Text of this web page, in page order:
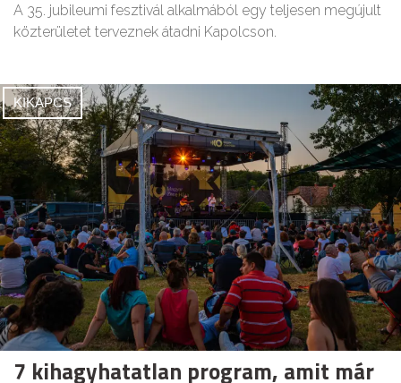
A 35. jubileumi fesztivál alkalmából egy teljesen megújult
közterületet terveznek átadni Kapolcson.
KIKAPCS
7 kihagyhatatlan program, amit már